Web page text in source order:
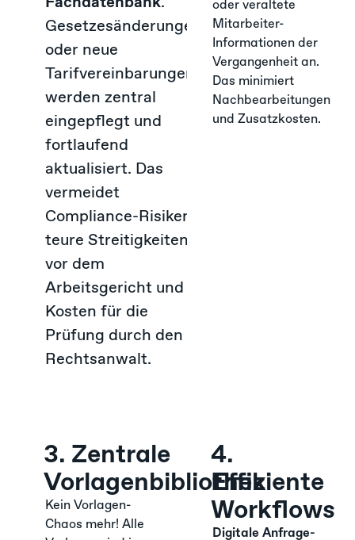
Gesetzesänderungen
oder neue
Tarifvereinbarungen
werden zentral
eingepflegt und
fortlaufend
aktualisiert. Das
vermeidet
Compliance-Risiken,
teure Streitigkeiten
vor dem
Arbeitsgericht und
Kosten für die
Prüfung durch den
Rechtsanwalt.
oder veraltete
Mitarbeiter-
Informationen der
Vergangenheit an.
Das minimiert
Nachbearbeitungen
und Zusatzkosten.
3. Zentrale
Vorlagenbibliothek
Kein Vorlagen-
Chaos mehr! Alle
4.
Effiziente
Workflows
Digitale Anfrage-